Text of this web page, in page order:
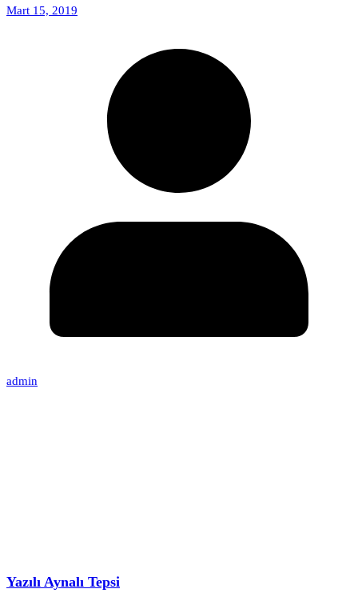
Mart 15, 2019
admin
Yazılı Aynalı Tepsi